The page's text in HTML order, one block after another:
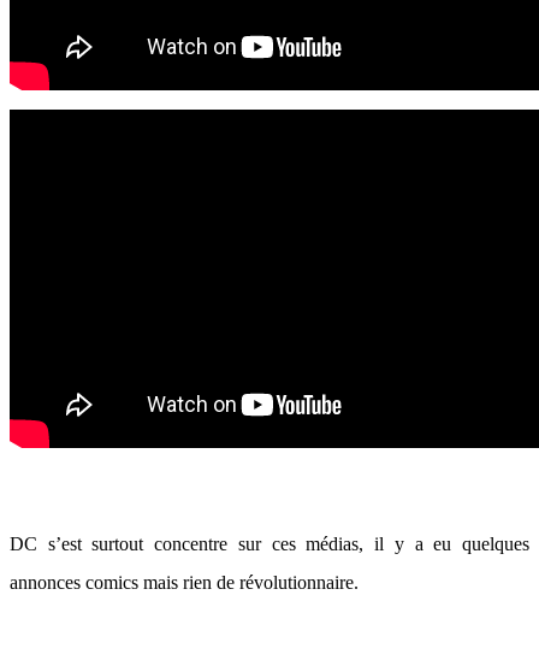
DC s’est surtout concentre sur ces médias, il y a eu quelques
annonces comics mais rien de révolutionnaire.